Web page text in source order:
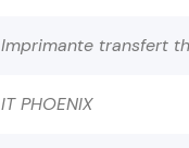
Imprimante transfert
IT PHOENIX